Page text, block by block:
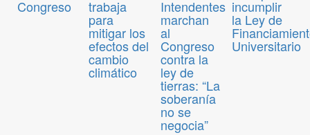
Congreso trabaja
para
mitigar los
efectos del
cambio
climático
Intendentes
marchan
al
Congreso
contra la
ley de
tierras: “La
soberanía
no se
negocia”
incumplir
la Ley de
Universitario